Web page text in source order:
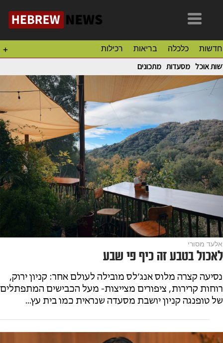
+ חדשות כלכלה בריאות רכילות
אוכל מסעדות מתכונים
אלעד מסורי
לאכול בטבע זה כיף פי שבע
נסיעה קצרה מלוס אנג׳לס מובילה לעולם אחר: קניון ירוק,
רוחות קרירות, ציפורים מצייצות- מעל הכבישים המתפתלים
של טופנגה קניון יושבת מסעדה שנראית כמו בית עץ...